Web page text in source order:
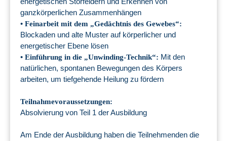
ganzkörperlichen Zusammenhängen
• Feinarbeit mit dem „Gedächtnis des Gewebes“:
Blockaden und alte Muster auf körperlicher und
energetischer Ebene lösen
• Einführung in die „Unwinding-Technik“: Mit den
natürlichen, spontanen Bewegungen des Körpers
arbeiten, um tiefgehende Heilung zu fördern
Teilnahmevoraussetzungen:
Absolvierung von Teil 1 der Ausbildung
Am Ende der Ausbildung haben die Teilnehmenden die